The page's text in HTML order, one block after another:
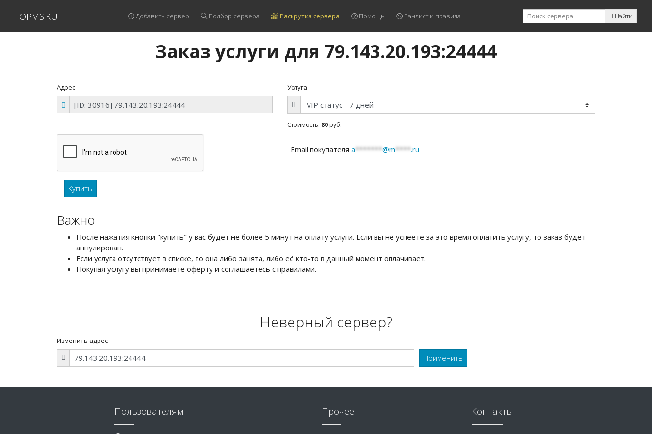
TOPMS.RU Добавить сервер Подбор сервера Раскрутка сервера Помощь Банлист и правила Найти
Заказ услуги для 79.143.20.193:24444
Адрес Услуга
Стоимость: 80 руб.
Email покупателя a*******@m****.ru
Важно
После нажатия кнопки "купить" у вас будет не более 5 минут на оплату услуги. Если вы не успеете за это время оплатить услугу, то заказ будет
аннулирован.
Если услуга отсутствует в списке, то она либо занята, либо её кто-то в данный момент оплачивает.
Покупая услугу вы принимаете оферту и соглашаетесь с правилами.
Неверный сервер?
Изменить адрес
Пользователям Прочее Контакты